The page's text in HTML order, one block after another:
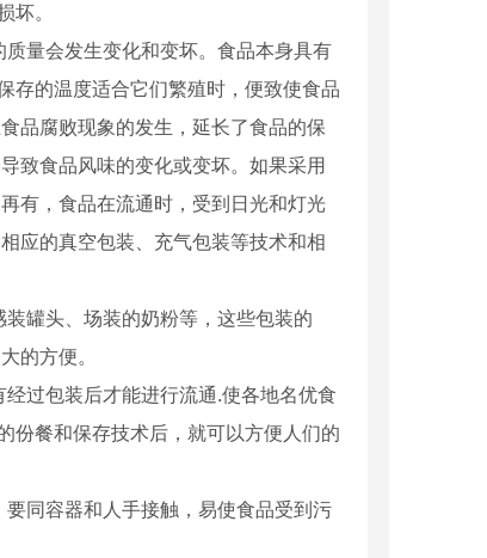
坏。
量会发生变化和变坏。食品本身具有
存的温度适合它们繁殖时，便致使食品
品腐败现象的发生，延长了食品的保
致食品风味的变化或变坏。如果采用
有，食品在流通时，受到日光和灯光
应的真空包装、充气包装等技术和相
罐头、场装的奶粉等，这些包装的
的方便。
过包装后才能进行流通.使各地名优食
份餐和保存技术后，就可以方便人们的
同容器和人手接触，易使食品受到污